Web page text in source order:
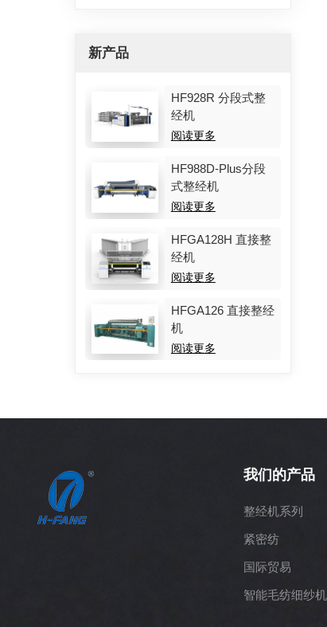
新产品
HF928R 分段式整
经机
阅读更多
HF988D-Plus分段
式整经机
阅读更多
HFGA128H 直接整
经机
阅读更多
HFGA126 直接整经
机
阅读更多
我们的产品
整经机系列
紧密纺
国际贸易
智能毛纺细纱机